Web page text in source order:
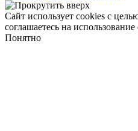
Сайт использует cookies с
соглашаетесь на использование
Понятно